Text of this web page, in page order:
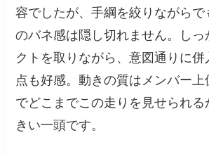
容でしたが、手綱を絞りながらで
のバネ感は隠し切れません。しっ
クトを取りながら、意図通りに併
点も好感。動きの質はメンバー上
でどこまでこの走りを見せられる
きい一頭です。